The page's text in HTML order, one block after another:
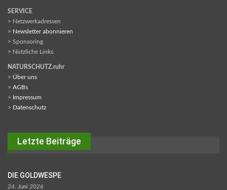
SERVICE
> Netzwerkadressen
> Newsletter abonnieren
> Sponsoring
> Nützliche Links
NATURSCHUTZ.ruhr
> Über uns
> AGBs
> Impressum
> Datenschutz
Letzte Beiträge
DIE GOLDWESPE
24. Juni 2026